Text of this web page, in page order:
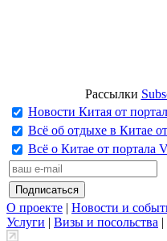
Рассылки
Новости Китая от
Всё об отдыхе в Китае
Всё о Китае от портала
О проекте | Новости и
Услуги | Визы и посольства |